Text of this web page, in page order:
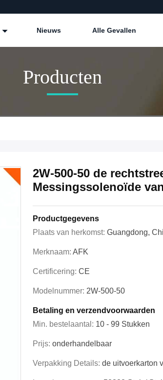
Nieuws Alle Gevallen
Producten
2W-500-50 de
Messingssolenoïde
Productgegevens
Plaats van herkomst: Guangdong,
Merknaam: AFK
Certificering: CE
Modelnummer: 2W-500-50
Betaling en verzendvoorwaarden
Min. bestelaantal: 10 - 99 Stukken
Prijs: onderhandelbaar
Verpakking Details: de uitvoerkarton